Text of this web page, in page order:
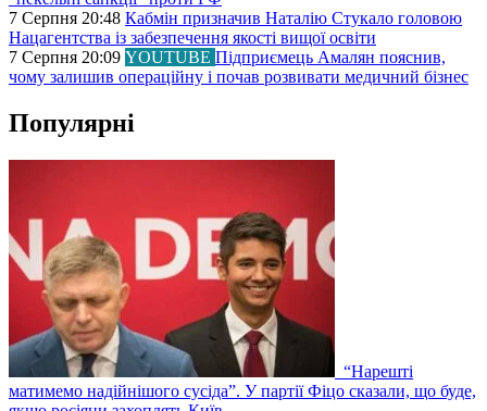
7 Серпня 20:48 Кабмін призначив Наталію Стукало головою
Нацагентства із забезпечення якості вищої освіти
7 Серпня 20:09 YOUTUBE Підприємець Амалян пояснив,
чому залишив операційну і почав розвивати медичний бізнес
Популярні
“Нарешті
матимемо надійнішого сусіда”. У партії Фіцо сказали, що буде,